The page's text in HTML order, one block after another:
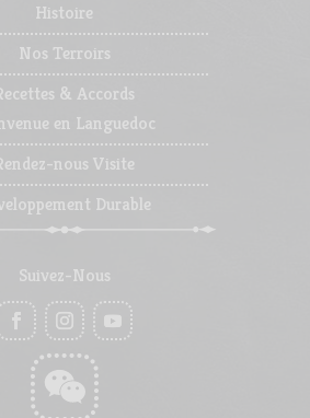
Histoire
Nos Terroirs
& Accords
en Languedoc
nous Visite
Durable
Suivez-Nous